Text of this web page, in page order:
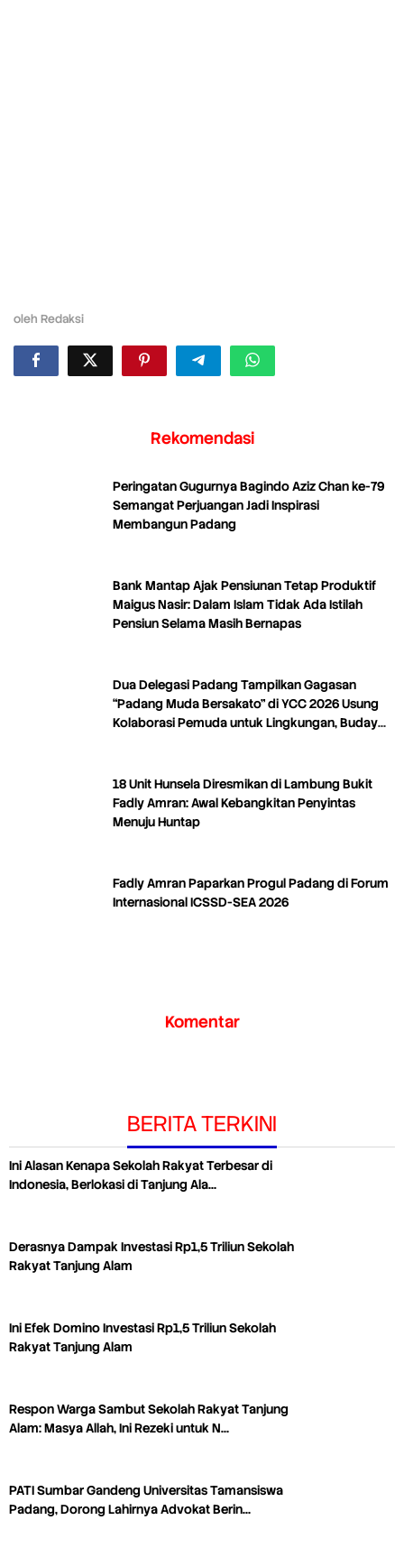
oleh Redaksi
Rekomendasi
Peringatan Gugurnya Bagindo Aziz Chan ke-79
Semangat Perjuangan Jadi Inspirasi
Membangun Padang
Bank Mantap Ajak Pensiunan Tetap Produktif
Maigus Nasir: Dalam Islam Tidak Ada Istilah
Pensiun Selama Masih Bernapas
Dua Delegasi Padang Tampilkan Gagasan
“Padang Muda Bersakato” di YCC 2026 Usung
Kolaborasi Pemuda untuk Lingkungan, Budaya,
18 Unit Hunsela Diresmikan di Lambung Bukit
Fadly Amran: Awal Kebangkitan Penyintas
Menuju Huntap
Fadly Amran Paparkan Progul Padang di Forum
Internasional ICSSD-SEA 2026
Komentar
BERITA TERKINI
Ini Alasan Kenapa Sekolah Rakyat Terbesar di
Indonesia, Berlokasi di Tanjung Ala…
Derasnya Dampak Investasi Rp1,5 Triliun Sekolah
Rakyat Tanjung Alam
Ini Efek Domino Investasi Rp1,5 Triliun Sekolah
Rakyat Tanjung Alam
Respon Warga Sambut Sekolah Rakyat Tanjung
Alam: Masya Allah, Ini Rezeki untuk N…
PATI Sumbar Gandeng Universitas Tamansiswa
Padang, Dorong Lahirnya Advokat Berin…